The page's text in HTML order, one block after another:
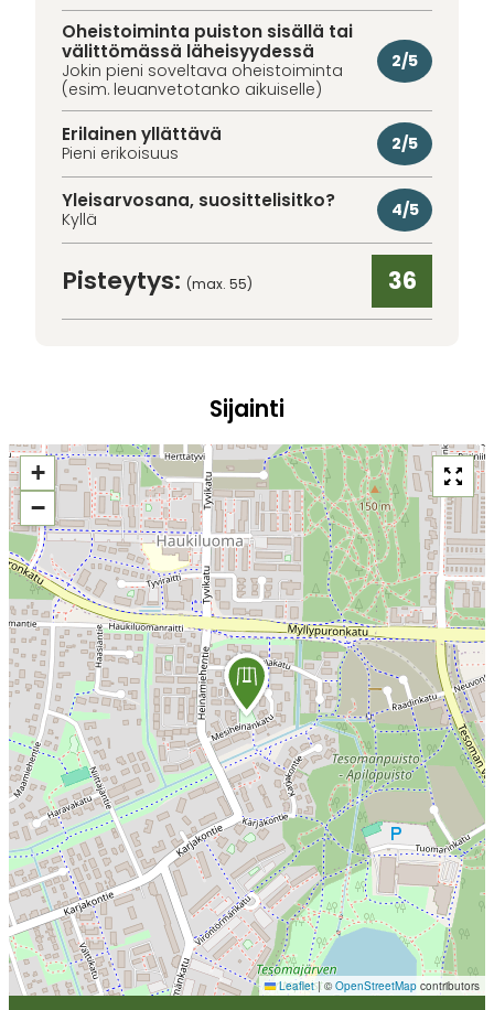
Oheistoiminta puiston sisällä tai
välittömässä läheisyydessä
Jokin pieni soveltava oheistoiminta
(esim. leuanvetotanko aikuiselle)
2/5
Erilainen yllättävä
Pieni erikoisuus 2/5
Yleisarvosana, suosittelisitko?
Kyllä 4/5
Pisteytys: (max. 55) 36
Sijainti
+
−
Leaflet |© OpenStreetMap contributors